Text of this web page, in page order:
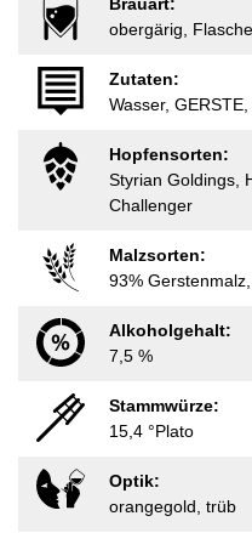
Brauart:
obergärig,
Zutaten:
Wasser,
Hopfensorten:
Styrian Goldings,
Challenger
Malzsorten:
93%
Alkoholgehalt:
7,5 %
Stammwürze:
15,4 °Plato
Optik:
orangegold, trüb